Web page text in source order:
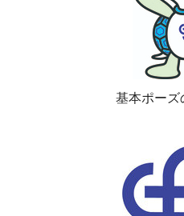
基本ポーズ